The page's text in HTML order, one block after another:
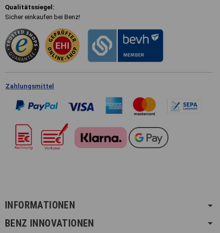
Qualitätssiegel:
Sicher einkaufen bei Benz!
Zahlungsmittel
INFORMATIONEN
BENZ INNOVATIONEN